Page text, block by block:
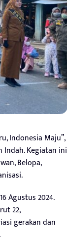
Indonesia Maju”,
Indah. Kegiatan ini
Belopa,
Agustus 2024.
22,
gerakan dan